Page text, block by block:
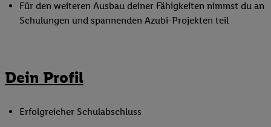
Für den weiteren Ausbau deiner Fähigkeiten nimmst du an
Schulungen und spannenden Azubi-Projekten teil
Dein Profil
Erfolgreicher Schulabschluss